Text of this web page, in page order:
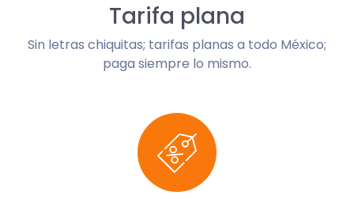
Tarifa plana
Sin letras chiquitas; tarifas planas a todo México;
paga siempre lo mismo.